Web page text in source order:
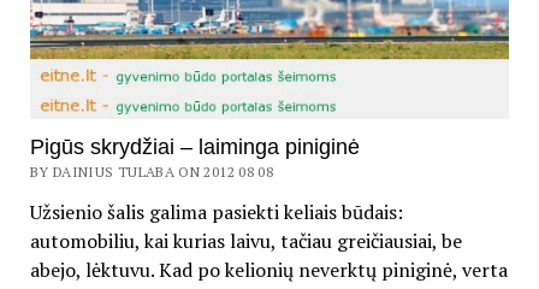
Pigūs skrydžiai – laiminga piniginė
BY DAINIUS TULABA ON 2012 08 08
Užsienio šalis galima pasiekti keliais būdais:
automobiliu, kai kurias laivu, tačiau greičiausiai, be
abejo, lėktuvu. Kad po kelionių neverktų piniginė, verta